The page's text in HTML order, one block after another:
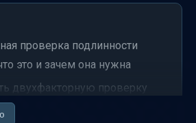
проверка подлинности
это и зачем она нужна
двухфакторную проверку
учетной записи Microsoft